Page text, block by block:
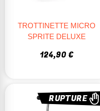
TROTTINETTE MICRO
SPRITE DELUXE
124,90 €
RUPTURE